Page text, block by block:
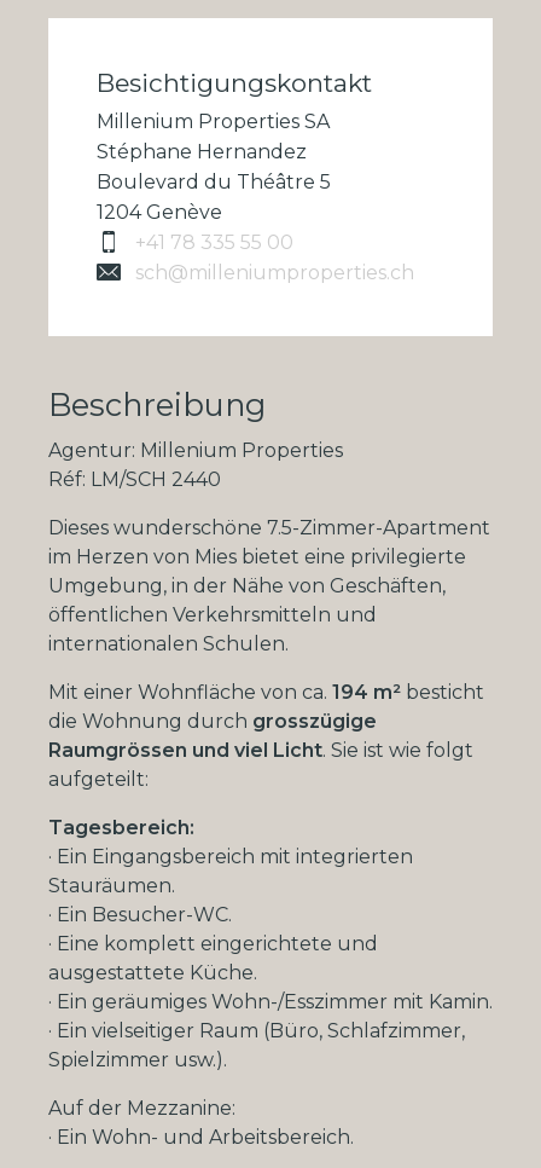
Besichtigungskontakt
Millenium Properties SA
Stéphane Hernandez
Boulevard du Théâtre 5
1204 Genève
+41 78 335 55 00
sch@milleniumproperties.ch
Beschreibung
Agentur: Millenium Properties
Réf: LM/SCH 2440
Dieses wunderschöne 7.5-Zimmer-Apartment
im Herzen von Mies bietet eine privilegierte
Umgebung, in der Nähe von Geschäften,
öffentlichen Verkehrsmitteln und
internationalen Schulen.
Mit einer Wohnfläche von ca. 194 m² besticht
die Wohnung durch grosszügige
Raumgrössen und viel Licht. Sie ist wie folgt
aufgeteilt:
Tagesbereich:
· Ein Eingangsbereich mit integrierten
Stauräumen.
· Ein Besucher-WC.
· Eine komplett eingerichtete und
ausgestattete Küche.
· Ein geräumiges Wohn-/Esszimmer mit Kamin.
· Ein vielseitiger Raum (Büro, Schlafzimmer,
Spielzimmer usw.).
Auf der Mezzanine:
· Ein Wohn- und Arbeitsbereich.